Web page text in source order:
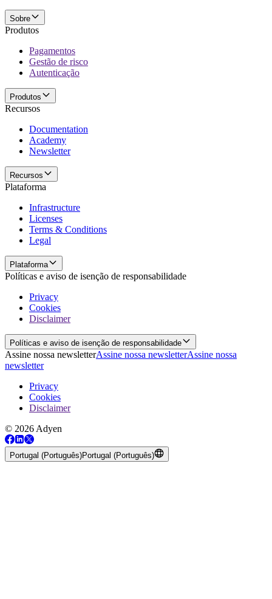
Sobre
Produtos
Pagamentos
Gestão de risco
Autenticação
Produtos
Recursos
Documentation
Academy
Newsletter
Recursos
Plataforma
Infrastructure
Licenses
Terms & Conditions
Legal
Plataforma
Políticas e aviso de isenção de responsabilidade
Privacy
Cookies
Disclaimer
Políticas e aviso de isenção de responsabilidade
Assine nossa newsletterAssine nossa newsletterAssine nossa
newsletter
Privacy
Cookies
Disclaimer
© 2026 Adyen
Portugal (Português)Portugal (Português)